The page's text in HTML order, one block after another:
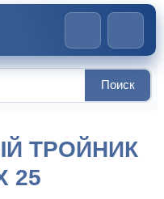
Поиск
Редукционный
ТРОЙНИК
25